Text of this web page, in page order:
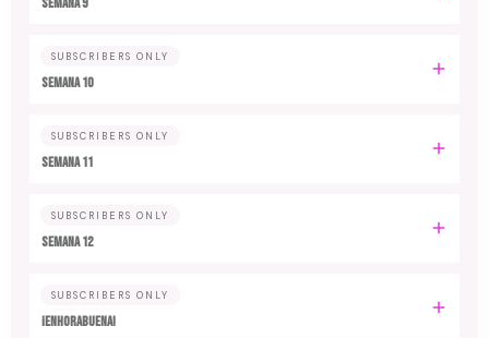
SUBSCRIBERS ONLY
Semana 10
SUBSCRIBERS ONLY
Semana 11
SUBSCRIBERS ONLY
Semana 12
SUBSCRIBERS ONLY
¡Enhorabuena!